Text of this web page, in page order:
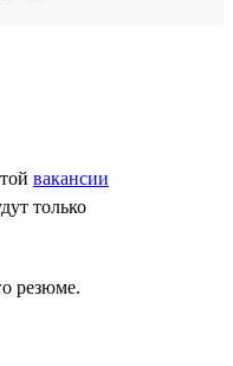
вакансии
только
резюме.